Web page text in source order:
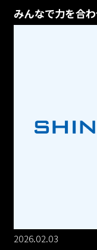
みんなで力を合
2026.02.03